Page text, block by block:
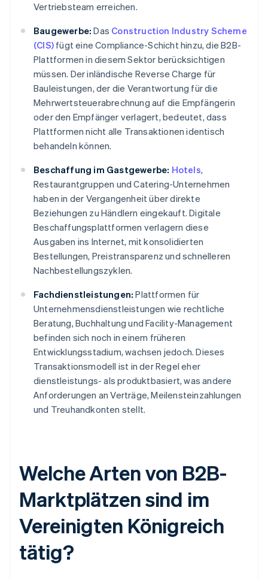
Vertriebsteam erreichen.
Baugewerbe: Das Construction Industry Scheme
(CIS) fügt eine Compliance-Schicht hinzu, die B2B-
Plattformen in diesem Sektor berücksichtigen
müssen. Der inländische Reverse Charge für
Bauleistungen, der die Verantwortung für die
Mehrwertsteuerabrechnung auf die Empfängerin
oder den Empfänger verlagert, bedeutet, dass
Plattformen nicht alle Transaktionen identisch
behandeln können.
Beschaffung im Gastgewerbe: Hotels,
Restaurantgruppen und Catering-Unternehmen
haben in der Vergangenheit über direkte
Beziehungen zu Händlern eingekauft. Digitale
Beschaffungsplattformen verlagern diese
Ausgaben ins Internet, mit konsolidierten
Bestellungen, Preistransparenz und schnelleren
Nachbestellungszyklen.
Fachdienstleistungen: Plattformen für
Unternehmensdienstleistungen wie rechtliche
Beratung, Buchhaltung und Facility-Management
befinden sich noch in einem früheren
Entwicklungsstadium, wachsen jedoch. Dieses
Transaktionsmodell ist in der Regel eher
dienstleistungs- als produktbasiert, was andere
Anforderungen an Verträge, Meilensteinzahlungen
und Treuhandkonten stellt.
Welche Arten von B2B-
Marktplätzen sind im
Vereinigten Königreich
tätig?